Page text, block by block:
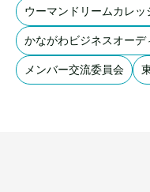
ウーマンドリームカレッ
かながわビジネスオーデ
メンバー交流委員会